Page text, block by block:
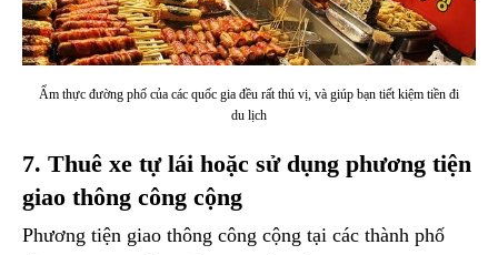
Ẩm thực đường phố của các quốc gia đều rất thú vị, và giúp bạn tiết kiệm tiền đi
du lịch
7. Thuê xe tự lái hoặc sử dụng phương tiện
giao thông công cộng
Phương tiện giao thông công cộng tại các thành phố